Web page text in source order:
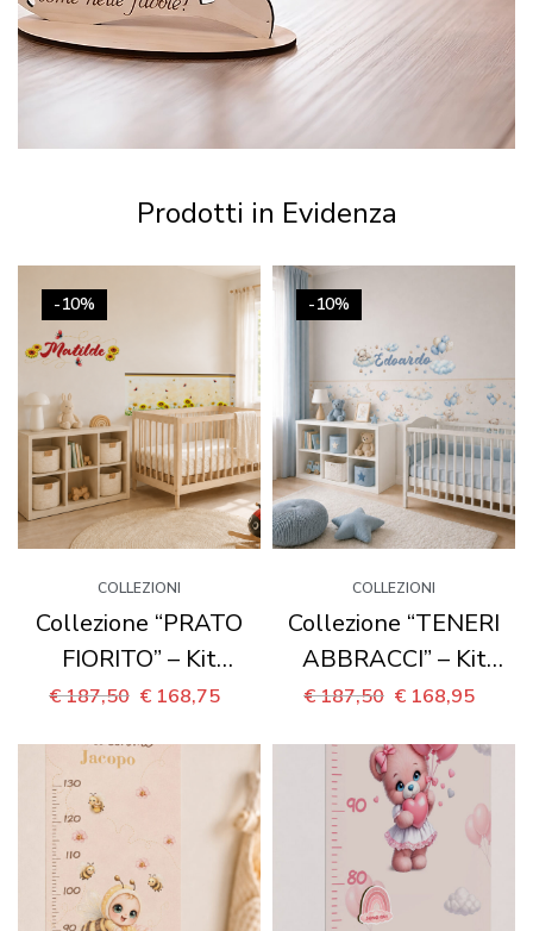
Prodotti in Evidenza
-10%
COLLEZIONI
Collezione “PRATO
FIORITO” – Kit
coordinato per
€187,50 € 168,75
-10%
COLLEZIONI
Collezione “TENERI
ABBRACCI” – Kit
coordinato per
€187,50 € 168,95